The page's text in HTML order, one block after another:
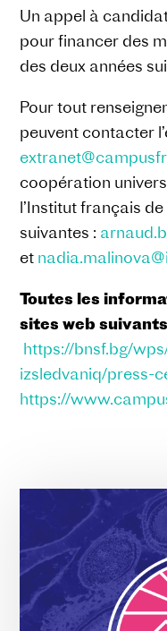
Un appel à
pour financer des
des deux années
Pour tout
peuvent contacter
coopération
l’Institut français
suivantes :
et
Toutes les
sites web
https://bnsf.bg/
izsledvaniq/press-
https://